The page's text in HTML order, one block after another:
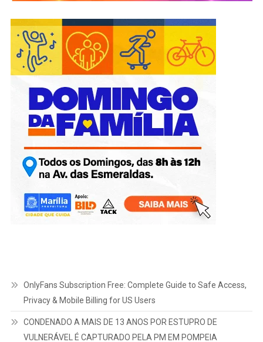
OnlyFans Subscription Free: Complete Guide to Safe Access,
Privacy & Mobile Billing for US Users
CONDENADO A MAIS DE 13 ANOS POR ESTUPRO DE
VULNERÁVEL É CAPTURADO PELA PM EM POMPEIA